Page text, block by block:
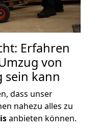
Erfahren
von
sein kann
dass unser
nahezu alles zu
anbieten können.